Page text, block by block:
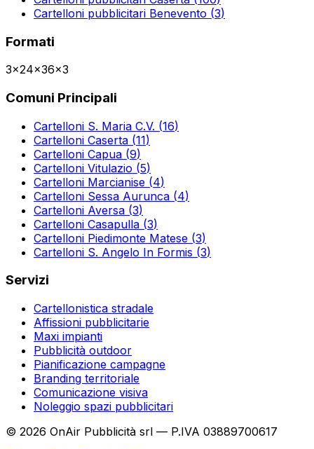
Cartelloni pubblicitari Benevento (3)
Formati
3x24x36x3
Comuni Principali
Cartelloni S. Maria C.V. (16)
Cartelloni Caserta (11)
Cartelloni Capua (9)
Cartelloni Vitulazio (5)
Cartelloni Marcianise (4)
Cartelloni Sessa Aurunca (4)
Cartelloni Aversa (3)
Cartelloni Casapulla (3)
Cartelloni Piedimonte Matese (3)
Cartelloni S. Angelo In Formis (3)
Servizi
Cartellonistica stradale
Affissioni pubblicitarie
Maxi impianti
Pubblicità outdoor
Pianificazione campagne
Branding territoriale
Comunicazione visiva
Noleggio spazi pubblicitari
© 2026 OnAir Pubblicità srl — P.IVA 03889700617